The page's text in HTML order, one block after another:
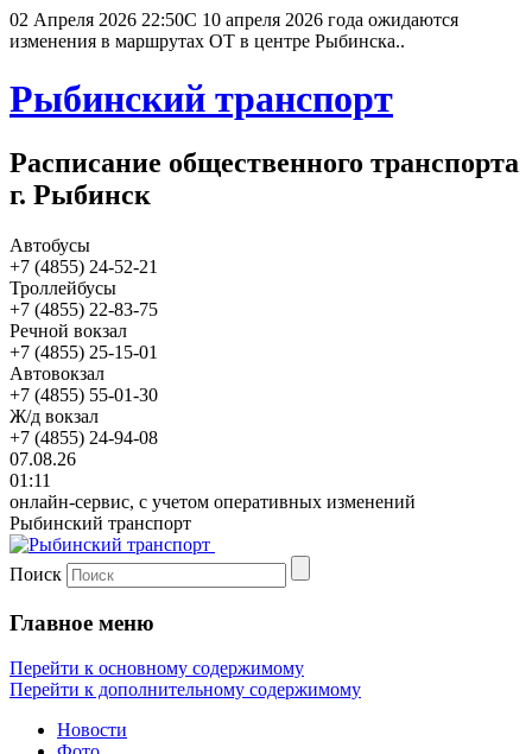
02 Апреля 2026 22:50С 10 апреля 2026 года ожидаются
изменения в маршрутах ОТ в центре Рыбинска..
Рыбинский транспорт
Расписание общественного транспорта
г. Рыбинск
Автобусы
+7 (4855) 24-52-21
Троллейбусы
+7 (4855) 22-83-75
Речной вокзал
+7 (4855) 25-15-01
Автовокзал
+7 (4855) 55-01-30
Ж/д вокзал
+7 (4855) 24-94-08
07.08.26
01:11
онлайн-сервис, с учетом оперативных изменений
Рыбинский транспорт
Поиск
Главное меню
Перейти к основному содержимому
Перейти к дополнительному содержимому
Новости